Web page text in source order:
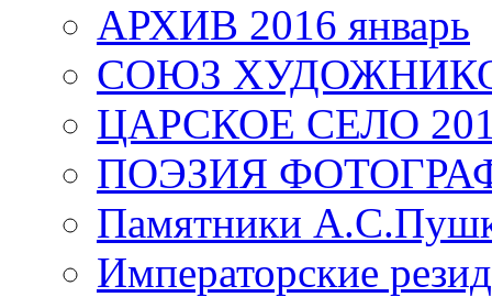
АРХИВ 2016 январь
СОЮЗ
ЦАРСКОЕ СЕЛО
ПОЭЗИЯ
Памятники
Императорские